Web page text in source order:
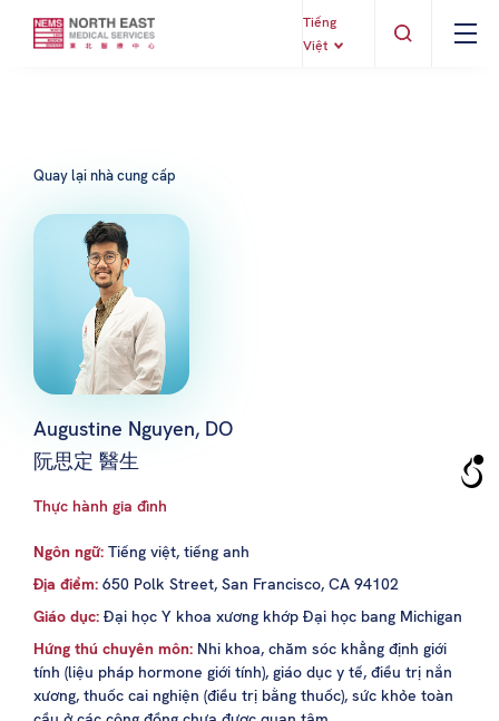
Tiếng
Việt
Quay lại nhà cung cấp
Augustine Nguyen, DO
阮思定 醫生
Thực hành gia đình
Ngôn ngữ: Tiếng việt, tiếng anh
Địa điểm: 650 Polk Street, San Francisco, CA 94102
Giáo dục: Đại học Y khoa xương khớp Đại học bang Michigan
Hứng thú chuyên môn: Nhi khoa, chăm sóc khẳng định giới
tính (liệu pháp hormone giới tính), giáo dục y tế, điều trị nắn
xương, thuốc cai nghiện (điều trị bằng thuốc), sức khỏe toàn